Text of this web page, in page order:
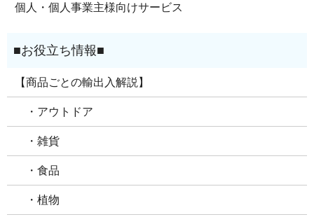
個人・個人事業主様向けサービス
【商品ごとの輸出入解説】
・アウトドア
・雑貨
・食品
・植物